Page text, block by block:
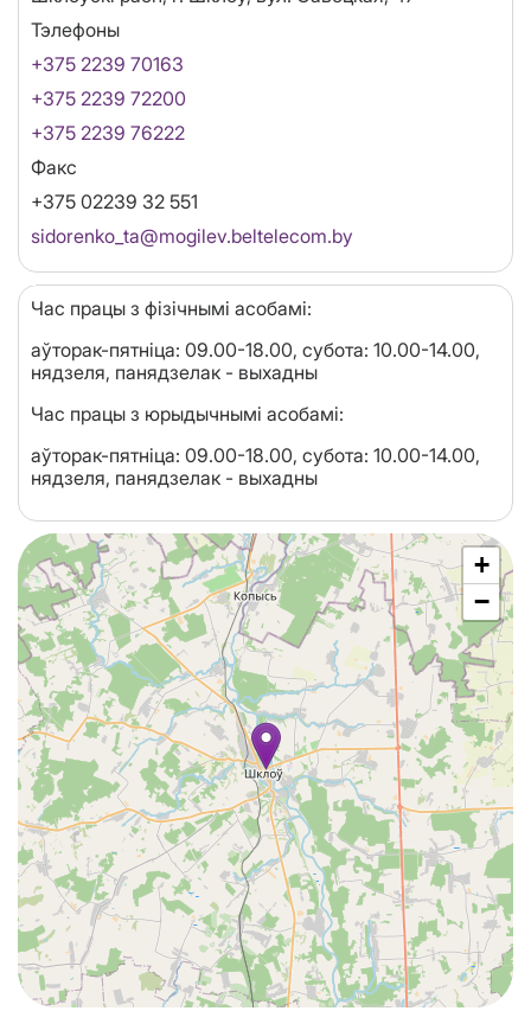
Тэлефоны
+375 2239 70163
+375 2239 72200
+375 2239 76222
Факс
+375 02239 32 551
Email
sidorenko_ta@mogilev.beltelecom.by
Час працы з фізічнымі асобамі:
аўторак-пятніца: 09.00-18.00, субота: 10.00-14.00,
нядзеля, панядзелак - выхадны
Час працы з юрыдычнымі асобамі:
аўторак-пятніца: 09.00-18.00, субота: 10.00-14.00,
нядзеля, панядзелак - выхадны
+
−